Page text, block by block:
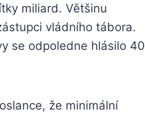
miliard. Většinu
vládního tábora.
se odpoledne hlásilo 40
že minimální